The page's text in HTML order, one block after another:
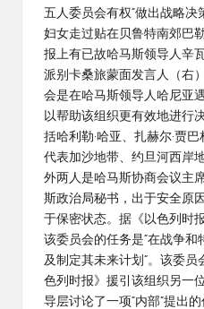
五人委员会有权“做出战略
妇女走过贴在贝鲁特南郊巴
报上有已故哈马斯领导人辛
派别卡桑旅蒙面发言人（右
会是在哈马斯领导人哈尼亚
以帮助该组织更有效地进行
括哈利勒·哈亚、扎赫尔·贾
代表加沙地带、约旦河西岸
外两人是哈马斯协商会议主
斯政治局秘书，出于安全原
于保密状态。据《以色列时
该委员会的任务是“在战争和
及制定其未来计划”。该委员
色列时报》援引该组织另一
导层讨论了一项“内部”提出